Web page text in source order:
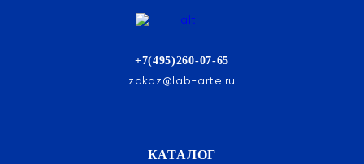
+7(495)260-07-65
zakaz@lab-arte.ru
КАТАЛОГ